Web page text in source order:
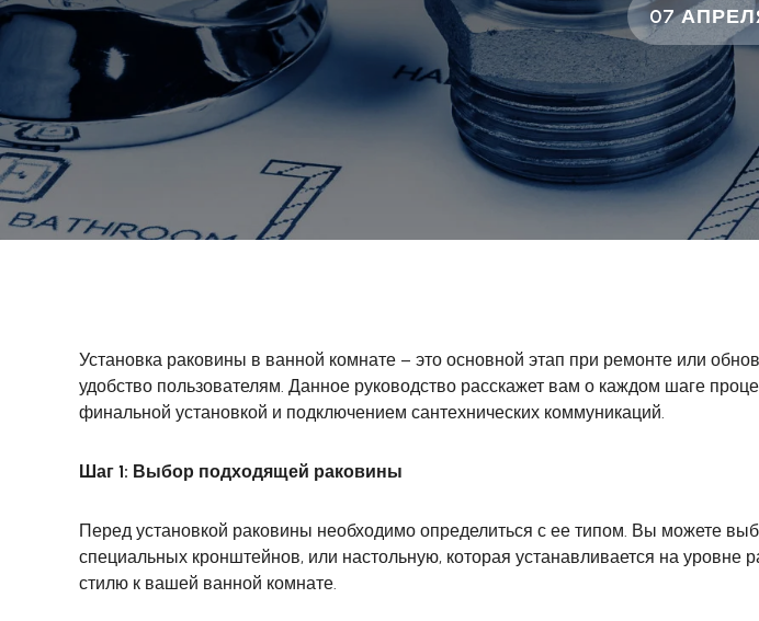
07
Установка раковины в ванной комнате – это основной этап при ремонте или
удобство пользователям. Данное руководство расскажет вам о каждом шаге
финальной установкой и подключением сантехнических коммуникаций.
Шаг 1: Выбор подходящей раковины
Перед установкой раковины необходимо определиться с ее типом. Вы можете
специальных кронштейнов, или настольную, которая устанавливается на уровне
стилю к вашей ванной комнате.